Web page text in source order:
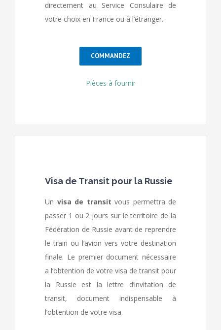
directement au Service Consulaire de
votre choix en France ou à l’étranger.
COMMANDEZ
Pièces à fournir
Visa de Transit pour la Russie
Un visa de transit vous permettra de
passer 1 ou 2 jours sur le territoire de la
Fédération de Russie avant de reprendre
le train ou l’avion vers votre destination
finale. Le premier document nécessaire
a l’obtention de votre visa de transit pour
la Russie est la lettre d’invitation de
transit, document indispensable à
l’obtention de votre visa.